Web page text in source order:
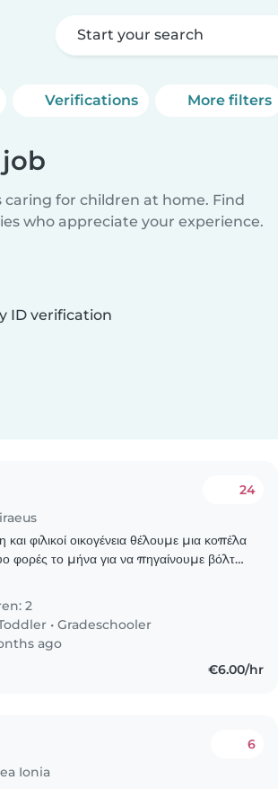
Start your search
Verifications More filters
for children at home. Find
who appreciate your experience.
ID verification
24
φιλικοί οικογένεια θέλουμε μια κοπέλα
φορές το μήνα για να πηγαίνουμε βόλτα
2
•Gradeschooler
ago
€6.00/hr
Ionia
6